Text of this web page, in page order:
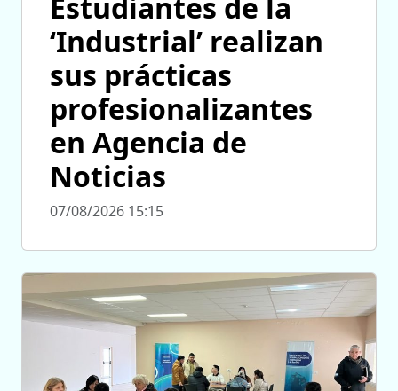
Estudiantes de la
‘Industrial’ realizan
sus prácticas
profesionalizantes
en Agencia de
Noticias
07/08/2026 15:15